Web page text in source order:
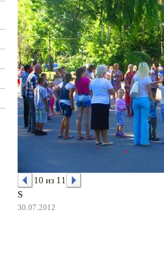
10 из 11
S
30.07.2012